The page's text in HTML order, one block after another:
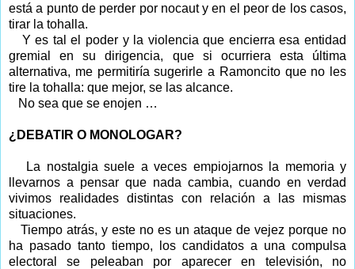
está a punto de perder por nocaut y en el peor de los casos,
tirar la tohalla.
Y es tal el poder y la violencia que encierra esa entidad
gremial en su dirigencia, que si ocurriera esta última
alternativa, me permitiría sugerirle a Ramoncito que no les
tire la tohalla: que mejor, se las alcance.
No sea que se enojen …
¿DEBATIR O MONOLOGAR?
La nostalgia suele a veces empiojarnos la memoria y
llevarnos a pensar que nada cambia, cuando en verdad
vivimos realidades distintas con relación a las mismas
situaciones.
Tiempo atrás, y este no es un ataque de vejez porque no
ha pasado tanto tiempo, los candidatos a una compulsa
electoral se peleaban por aparecer en televisión, no